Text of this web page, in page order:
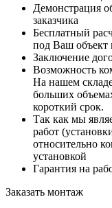
Демонстрация
заказчика
Бесплатный
под Ваш объект
Заключение
Возможность
На нашем
больших
короткий срок.
Так как мы
работ
относительно
установкой
Гарантия на
Заказать монтаж